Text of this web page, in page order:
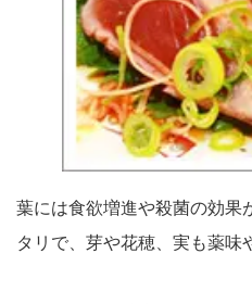
葉には食欲増進や殺菌の効果
タリで、芽や花穂、実も薬味